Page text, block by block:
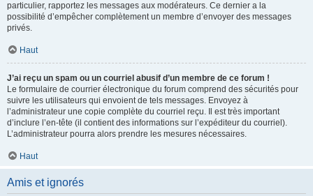
particulier, rapportez les messages aux modérateurs. Ce dernier a la
possibilité d’empêcher complètement un membre d’envoyer des messages
privés.
Haut
J’ai reçu un spam ou un courriel abusif d’un membre de ce forum !
Le formulaire de courrier électronique du forum comprend des sécurités pour
suivre les utilisateurs qui envoient de tels messages. Envoyez à
l’administrateur une copie complète du courriel reçu. Il est très important
d’inclure l’en-tête (il contient des informations sur l’expéditeur du courriel).
L’administrateur pourra alors prendre les mesures nécessaires.
Haut
Amis et ignorés